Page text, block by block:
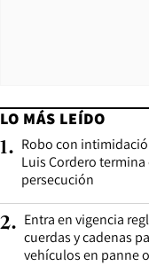
LO MÁS LEÍDO
1. Robo con
Luis Cordero
persecución
2. Entra en vigencia
cuerdas y cadenas
vehículos en panne